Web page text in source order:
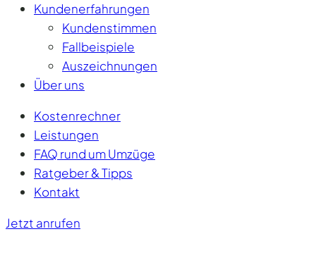
Kundenerfahrungen
Kundenstimmen
Fallbeispiele
Auszeichnungen
Über uns
Kostenrechner
Leistungen
FAQ rund um Umzüge
Ratgeber & Tipps
Kontakt
Jetzt anrufen